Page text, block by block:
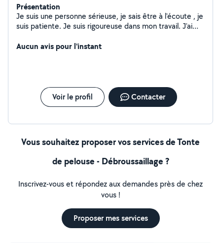
Présentation
Je suis une personne sérieuse, je sais être à l'écoute , je
suis patiente. Je suis rigoureuse dans mon travail. J'ai
je souhaite pouvoir aider les personnes qui pourraient
Aucun avis pour l'instant
Voir le profil Contacter
Vous souhaitez proposer vos services de Tonte
de pelouse - Débroussaillage ?
Inscrivez-vous et répondez aux demandes près de chez
vous !
Proposer mes services